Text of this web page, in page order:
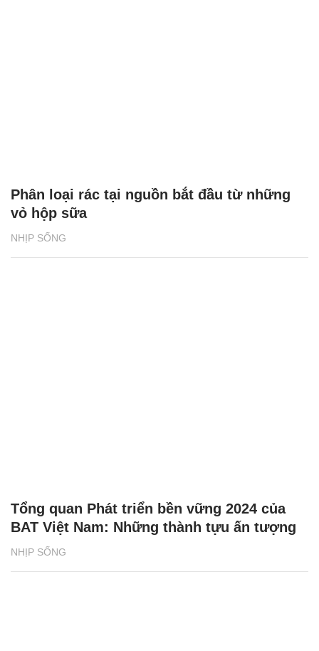
NHỊP SỐNG
Phân loại rác tại nguồn bắt đầu từ những
vỏ hộp sữa
NHỊP SỐNG
Tổng quan Phát triển bền vững 2024 của
BAT Việt Nam: Những thành tựu ấn tượng